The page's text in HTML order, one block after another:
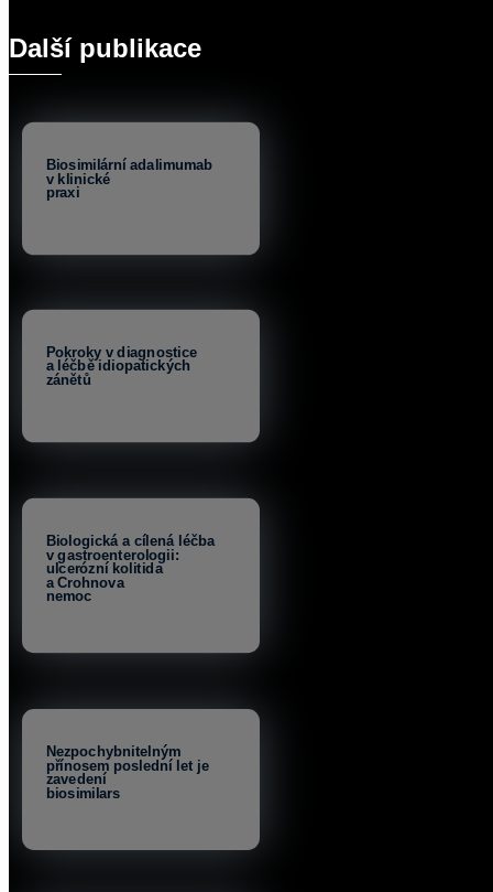
Další publikace
Biosimilární adalimumab
v klinické
praxi
Pokroky v diagnostice
a léčbě idiopatických
zánětů
Biologická a cílená léčba
v gastroenterologii:
ulcerózní kolitida
a Crohnova
nemoc
Nezpochybnitelným
přínosem poslední let je
zavedení
biosimilars